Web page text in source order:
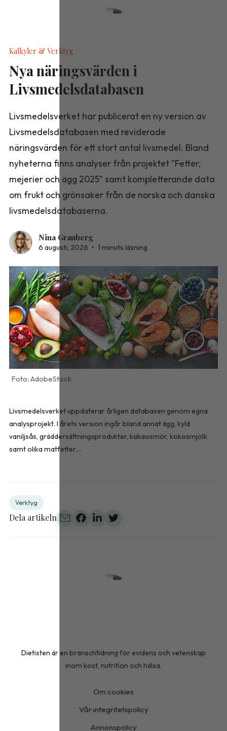
Kalkyler & Verktyg
Nya näringsvärden i
Livsmedelsdatabasen
Livsmedelsverket har publicerat en ny version av
Livsmedelsdatabasen med reviderade
näringsvärden för ett stort antal livsmedel. Bland
nyheterna finns analyser från projektet ”Fetter,
mejerier och ägg 2025” samt kompletterande data
om frukt och grönsaker från de norska och danska
livsmedelsdatabaserna.
Nina Granberg
6 augusti, 2026 • 1 minuts läsning
AdobeStock
Livsmedelsverket uppdaterar årligen databasen genom egna
analysprojekt. I årets version ingår bland annat ägg, kyld
vaniljsås, gräddersättningsprodukter, kakaosmör, kokosmjölk
samt olika matfetter,...
Verktyg
Dela artikeln
Dietisten är en branschtidning för evidens och vetenskap
inom kost, nutrition och hälsa.
Om cookies
Vår integritetspolicy
Annonspolicy